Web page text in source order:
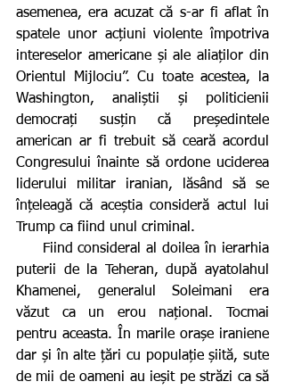
asemenea, era acuzat că s-ar fi aflat în
spatele unor acțiuni violente împotriva
intereselor americane și ale aliaților din
Orientul Mijlociu”. Cu toate acestea, la
Washington, analiștii și politicienii
democrați susțin că președintele
american ar fi trebuit să ceară acordul
Congresului înainte să ordone uciderea
liderului militar iranian, lăsând să se
înțeleagă că aceștia consideră actul lui
Trump ca fiind unul criminal.
puterii de la Teheran, după ayatolahul
Khamenei, generalul Soleimani era
văzut ca un erou național. Tocmai
pentru aceasta. În marile orașe iraniene
dar și în alte țări cu populație șiită, sute
de mii de oameni au ieșit pe străzi ca să